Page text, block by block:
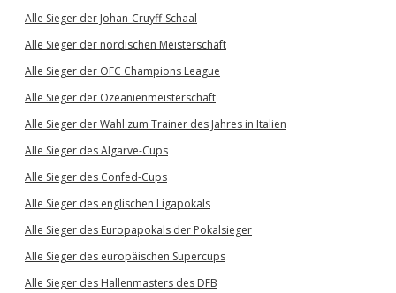
Alle Sieger der Johan-Cruyff-Schaal
Alle Sieger der nordischen Meisterschaft
Alle Sieger der OFC Champions League
Alle Sieger der Ozeanienmeisterschaft
Alle Sieger der Wahl zum Trainer des Jahres in Italien
Alle Sieger des Algarve-Cups
Alle Sieger des Confed-Cups
Alle Sieger des englischen Ligapokals
Alle Sieger des Europapokals der Pokalsieger
Alle Sieger des europäischen Supercups
Alle Sieger des Hallenmasters des DFB